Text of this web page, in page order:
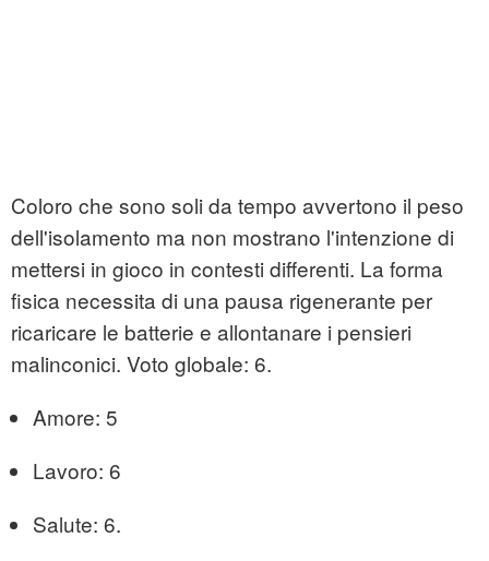
Coloro che sono soli da tempo avvertono il peso
dell'isolamento ma non mostrano l'intenzione di
mettersi in gioco in contesti differenti. La forma
fisica necessita di una pausa rigenerante per
ricaricare le batterie e allontanare i pensieri
malinconici. Voto globale: 6.
Amore: 5
Lavoro: 6
Salute: 6.